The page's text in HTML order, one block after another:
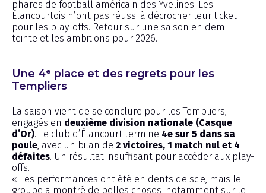
phares de football américain des Yvelines. Les
Élancourtois n’ont pas réussi à décrocher leur ticket
pour les play-offs. Retour sur une saison en demi-
teinte et les ambitions pour 2026.
Une 4ᵉ place et des regrets pour les
Templiers
La saison vient de se conclure pour les Templiers,
engagés en deuxième division nationale (Casque
d’Or). Le club d’Élancourt termine 4e sur 5 dans sa
poule , avec un bilan de 2 victoires, 1 match nul et 4
défaites. Un résultat insuffisant pour accéder aux play-
offs.
« Les performances ont été en dents de scie, mais le
groupe a montré de belles choses, notamment sur le